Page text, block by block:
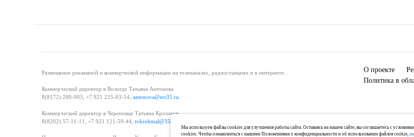
Размещение рекламной и коммерческой информации на телеканалах, радиостанциях и в интернете.
Коммерческий директор в Вологде Татьяна Антонова
8(8172) 280-003, +7 921 235-03-54, antonova@ers35.ru
Коммерческий директор в Череповце Татьяна Крохмаль
8(8202) 57-11-11, +7 921 121-59-44, tvkrohmal@35media.ru
О проекте
Политика в
Мы используем файлы cookies для улучшения работы сайта. Оставаясь на нашем сайте, вы соглашаетесь с
cookies. Чтобы ознакомиться с нашими Положениями о конфиденциальности и об использовании файлов cookie,